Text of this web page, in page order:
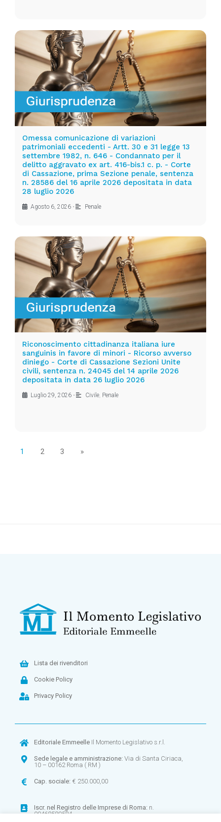
Omessa comunicazione di variazioni
patrimoniali eccedenti - Artt. 30 e 31 legge 13
settembre 1982, n. 646 - Condannato per il
delitto aggravato ex art. 416-bis.1 c. p. - Corte
di Cassazione, prima Sezione penale, sentenza
n. 28586 del 16 aprile 2026 depositata in data
28 luglio 2026
Agosto 6, 2026 • Penale
Riconoscimento cittadinanza italiana iure
sanguinis in favore di minori - Ricorso avverso
diniego - Corte di Cassazione Sezioni Unite
civili, sentenza n. 24045 del 14 aprile 2026
depositata in data 26 luglio 2026
Luglio 29, 2026 • Civile, Penale
1 2 3 »
Lista dei rivenditori
Cookie Policy
Privacy Policy
Editoriale EmmeelleIl Momento Legislativo s.r.l.
Sede legale e amministrazione: Via di Santa Ciriaca,
10 – 00162 Roma ( RM )
Cap. sociale: € 250.000,00
Iscr. nel Registro delle Imprese di Roma: n.
00468580584